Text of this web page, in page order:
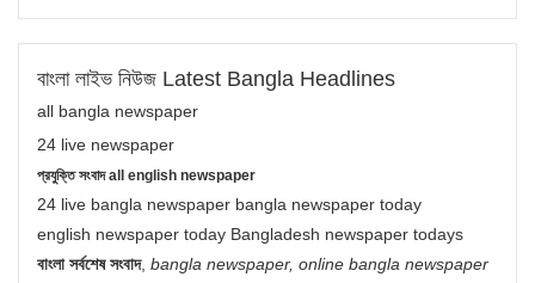
বাংলা লাইভ নিউজ Latest Bangla Headlines
all bangla newspaper
24 live newspaper
প্রযুক্তি সংবাদ all english newspaper
24 live bangla newspaper bangla newspaper today
english newspaper today Bangladesh newspaper todays
বাংলা সর্বশেষ সংবাদ, bangla newspaper, online bangla newspaper